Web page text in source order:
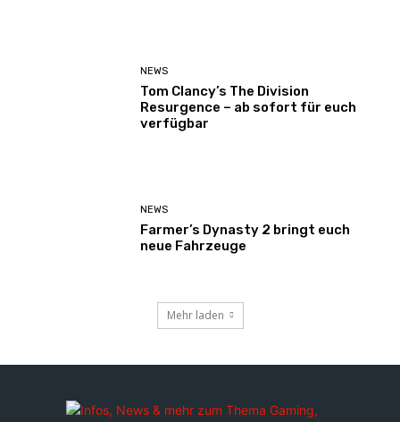
NEWS
Tom Clancy’s The Division
Resurgence – ab sofort für euch
verfügbar
NEWS
Farmer’s Dynasty 2 bringt euch
neue Fahrzeuge
Mehr laden